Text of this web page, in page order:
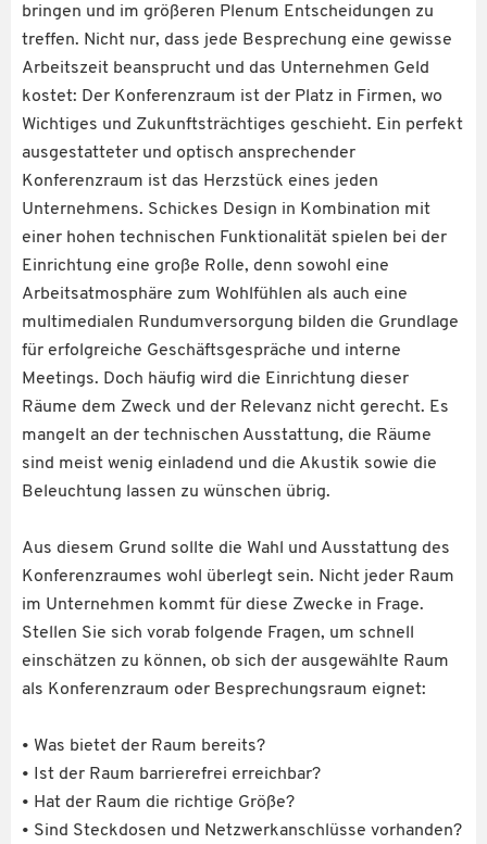
bringen und im größeren Plenum Entscheidungen zu
treffen. Nicht nur, dass jede Besprechung eine gewisse
Arbeitszeit beansprucht und das Unternehmen Geld
kostet: Der Konferenzraum ist der Platz in Firmen, wo
Wichtiges und Zukunftsträchtiges geschieht. Ein perfekt
ausgestatteter und optisch ansprechender
Konferenzraum ist das Herzstück eines jeden
Unternehmens. Schickes Design in Kombination mit
einer hohen technischen Funktionalität spielen bei der
Einrichtung eine große Rolle, denn sowohl eine
Arbeitsatmosphäre zum Wohlfühlen als auch eine
multimedialen Rundumversorgung bilden die Grundlage
für erfolgreiche Geschäftsgespräche und interne
Meetings. Doch häufig wird die Einrichtung dieser
Räume dem Zweck und der Relevanz nicht gerecht. Es
mangelt an der technischen Ausstattung, die Räume
sind meist wenig einladend und die Akustik sowie die
Beleuchtung lassen zu wünschen übrig.
Aus diesem Grund sollte die Wahl und Ausstattung des
Konferenzraumes wohl überlegt sein. Nicht jeder Raum
im Unternehmen kommt für diese Zwecke in Frage.
Stellen Sie sich vorab folgende Fragen, um schnell
einschätzen zu können, ob sich der ausgewählte Raum
als Konferenzraum oder Besprechungsraum eignet:
• Was bietet der Raum bereits?
• Ist der Raum barrierefrei erreichbar?
• Hat der Raum die richtige Größe?
• Sind Steckdosen und Netzwerkanschlüsse vorhanden?